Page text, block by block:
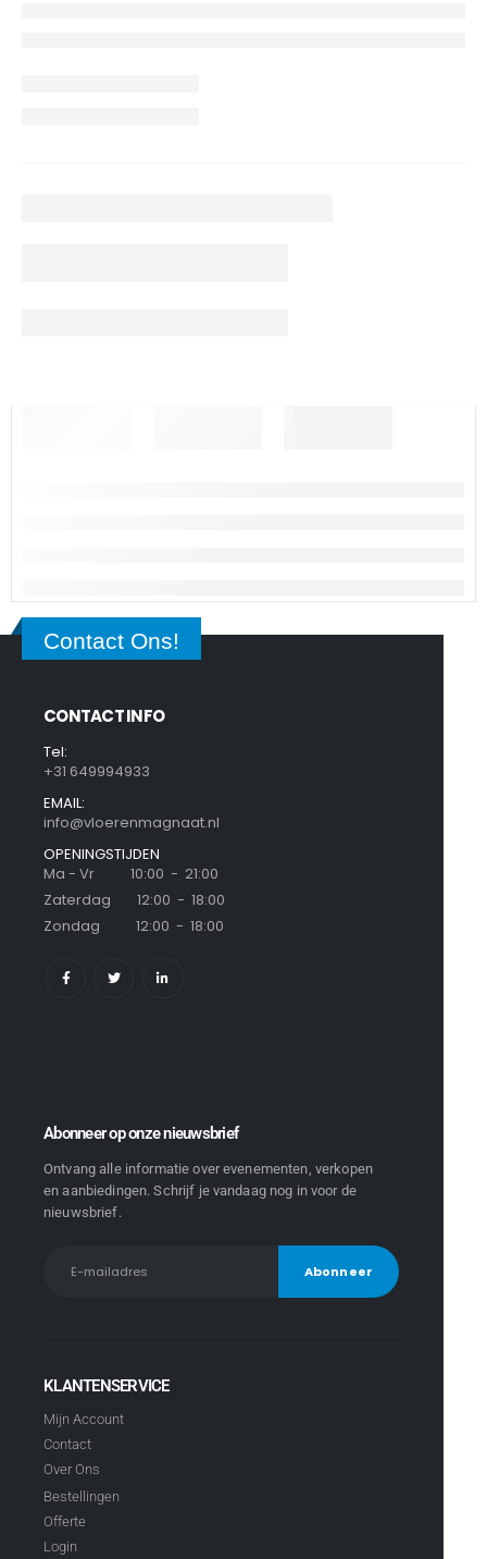
Contact Ons!
CONTACT INFO
Tel:
+31 649994933
EMAIL:
info@vloerenmagnaat.nl
OPENINGSTIJDEN
Ma - Vr 10:00 - 21:00
Zaterdag 12:00 - 18:00
Zondag 12:00 - 18:00
Abonneer op onze nieuwsbrief
Ontvang alle informatie over evenementen, verkopen
en aanbiedingen. Schrijf je vandaag nog in voor de
nieuwsbrief.
KLANTENSERVICE
Mijn Account
Contact
Over Ons
Bestellingen
Offerte
Login